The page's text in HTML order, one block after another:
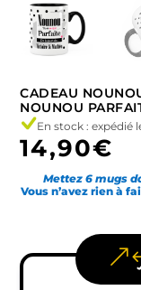
CADEAU
NOUNOU
En stock : expédié
14,90€
Mettez 6 mugs
Vous n’avez rien à